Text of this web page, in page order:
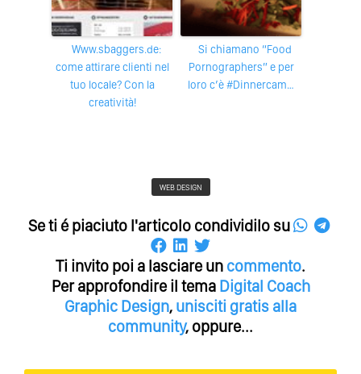
www.sbaggers.de:
come attirare clienti nel
tuo locale? Con la
creatività!
Si chiamano “Food
Pornographers” e per
loro c’è #Dinnercam…
WEB DESIGN
Se ti é piaciuto l'articolo condividilo su
Ti invito poi a lasciare un commento.
Per approfondire il tema Digital Coach
Graphic Design, unisciti gratis alla
community, oppure...